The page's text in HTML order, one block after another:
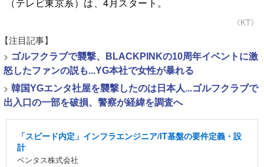
（テレビ東京系）は、4月スタート。
《KT》
【注目記事】
> ゴルフクラブで襲撃、BLACKPINKの10周年イベントに激
怒したファンの説も...YG本社で女性が暴れる
> 韓国YGエンタ社屋を襲撃したのは日本人...ゴルフクラブで
出入口の一部を破損、警察が経緯を調査へ
「スピード内定」インフラエンジニア/IT基盤の要件定義・設
計
ベンタス株式会社